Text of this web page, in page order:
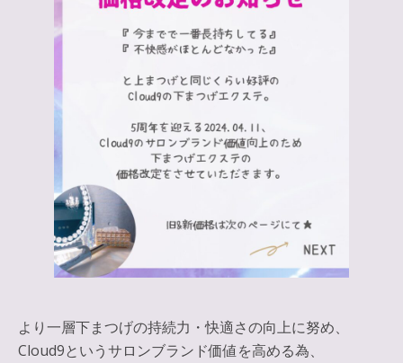
より一層下まつげの持続力・快適さの向上に努め、
Cloud9というサロンブランド価値を高める為、